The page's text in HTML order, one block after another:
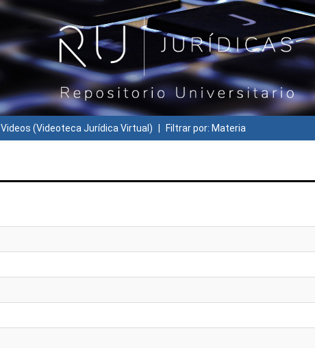
Videos (Videoteca Jurídica Virtual) Filtrar por: Materia